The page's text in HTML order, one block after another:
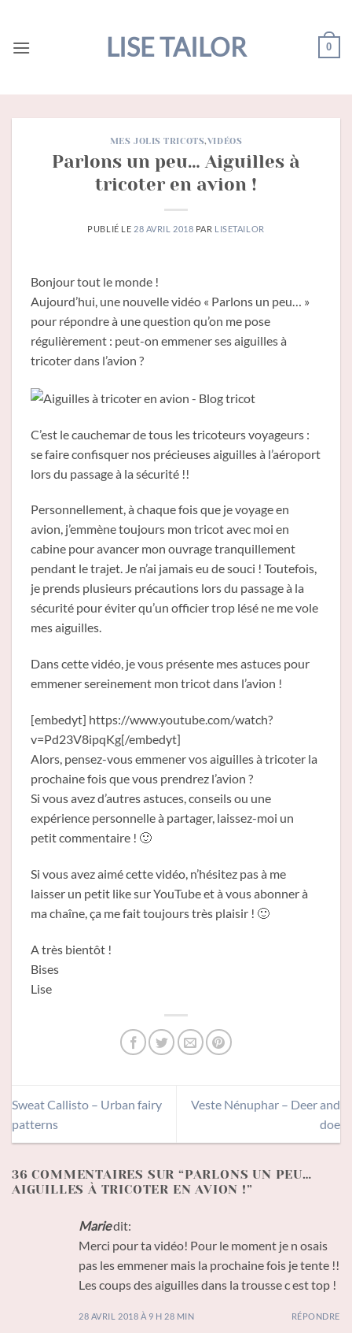
contenu
LISE TAILOR 0
MES JOLIS TRICOTS,VIDÉOS
Parlons un peu… Aiguilles à
tricoter en avion !
PUBLIÉ LE 28 AVRIL 2018 PAR LISETAILOR
Bonjour tout le monde !
Aujourd’hui, une nouvelle vidéo « Parlons un peu… »
pour répondre à une question qu’on me pose
régulièrement : peut-on emmener ses aiguilles à
tricoter dans l’avion ?
C’est le cauchemar de tous les tricoteurs voyageurs :
se faire confisquer nos précieuses aiguilles à l’aéroport
lors du passage à la sécurité !!
Personnellement, à chaque fois que je voyage en
avion, j’emmène toujours mon tricot avec moi en
cabine pour avancer mon ouvrage tranquillement
pendant le trajet. Je n’ai jamais eu de souci ! Toutefois,
je prends plusieurs précautions lors du passage à la
sécurité pour éviter qu’un officier trop lésé ne me vole
mes aiguilles.
Dans cette vidéo, je vous présente mes astuces pour
emmener sereinement mon tricot dans l’avion !
[embedyt] https://www.youtube.com/watch?
v=Pd23V8ipqKg[/embedyt]
Alors, pensez-vous emmener vos aiguilles à tricoter la
prochaine fois que vous prendrez l’avion ?
Si vous avez d’autres astuces, conseils ou une
expérience personnelle à partager, laissez-moi un
petit commentaire ! 🙂
Si vous avez aimé cette vidéo, n’hésitez pas à me
laisser un petit like sur YouTube et à vous abonner à
ma chaîne, ça me fait toujours très plaisir ! 🙂
A très bientôt !
Bises
Lise
Sweat Callisto – Urban fairy
patterns
Veste Nénuphar – Deer and
doe
36 COMMENTAIRES SUR “PARLONS UN PEU…
AIGUILLES À TRICOTER EN AVION !”
Mariedit:
Merci pour ta vidéo! Pour le moment je n osais
pas les emmener mais la prochaine fois je tente !!
Les coups des aiguilles dans la trousse c est top !
28 AVRIL 2018 À 9 H 28 MIN RÉPONDRE